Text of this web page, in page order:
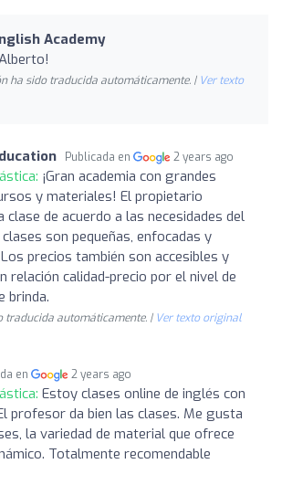
Academy
ha sido traducida automáticamente. | Ver texto
Publicada en 2 years ago
¡Gran academia con grandes
y materiales! El propietario
clase de acuerdo a las necesidades del
son pequeñas, enfocadas y
precios también son accesibles y
relación calidad-precio por el nivel de
brinda.
traducida automáticamente. | Ver texto original
en 2 years ago
Estoy clases online de inglés con
profesor da bien las clases. Me gusta
la variedad de material que ofrece
Totalmente recomendable